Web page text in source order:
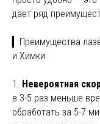
дает ряд
▎Преимущества
и Химки
1. Невероятная
в 3-5 раз меньше
обработать за 5-7